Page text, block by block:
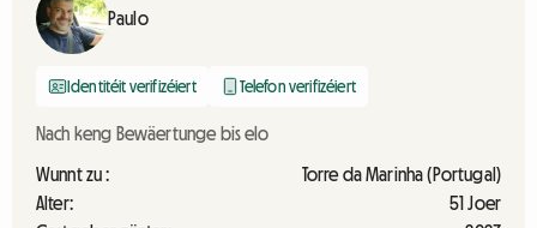
Paulo
Identitéit verifizéiert Telefon verifizéiert
Nach keng Bewäertunge bis elo
Wunnt zu :
Torre da Marinha (Portugal)
Alter:
51 Joer